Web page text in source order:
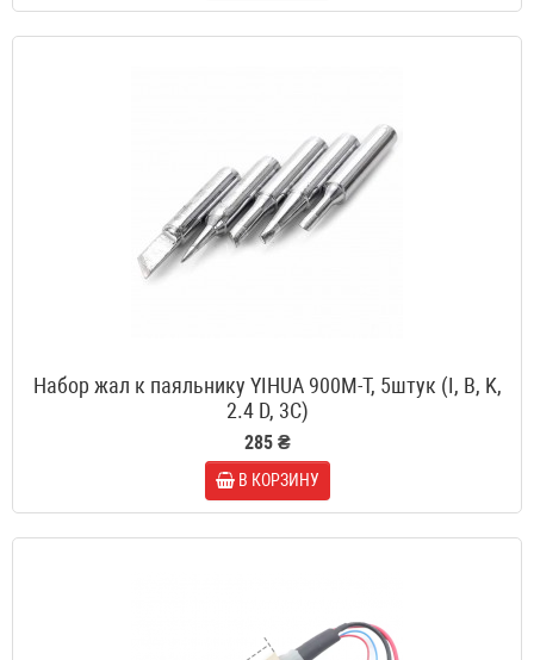
Набор жал к паяльнику YIHUA 900M-T, 5штук (I, B, K,
2.4 D, 3C)
285 ₴
В КОРЗИНУ